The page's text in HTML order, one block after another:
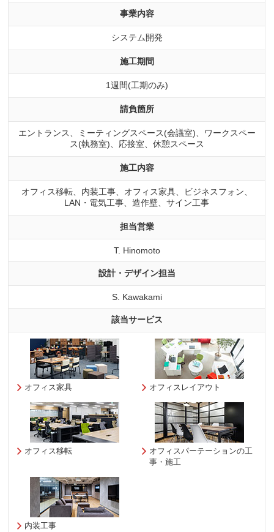
事業内容
システム開発
施工期間
1週間(工期のみ)
請負箇所
エントランス、ミーティングスペース(会議室)、ワークスペー
ス(執務室)、応接室、休憩スペース
施工内容
オフィス移転、内装工事、オフィス家具、ビジネスフォン、
LAN・電気工事、造作壁、サイン工事
担当営業
T. Hinomoto
設計・デザイン担当
S. Kawakami
該当サービス
オフィス家具 オフィスレイアウト
オフィス移転
オフィスパーテーションの工
事・施工
内装工事